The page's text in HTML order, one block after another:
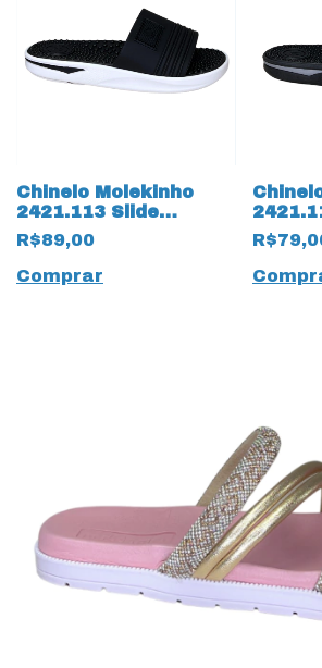
Chinelo Molekinho
2421.113 Slide
Gáspea Napa Way
17535 Preto
R$89,00
Comprar
17534